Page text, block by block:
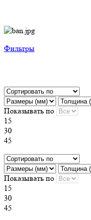
Фильтры
Показывать по
15
30
45
Показывать по
15
30
45